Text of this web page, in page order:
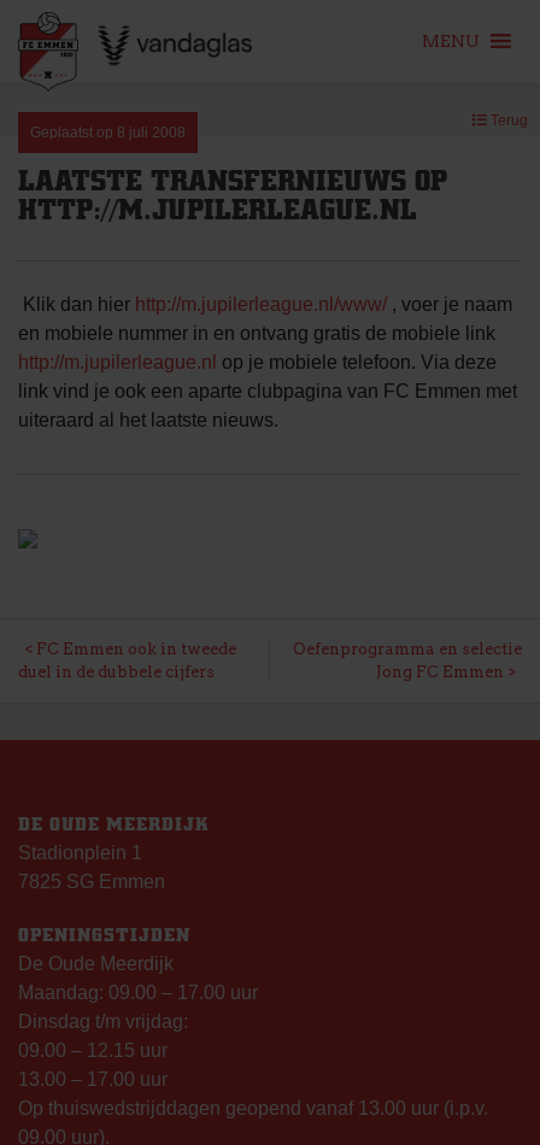
content
MENU
Geplaatst op 8 juli 2008
Terug
LAATSTE TRANSFERNIEUWS OP
HTTP://M.JUPILERLEAGUE.NL
Klik dan hier http://m.jupilerleague.nl/www/ , voer je naam
en mobiele nummer in en ontvang gratis de mobiele link
http://m.jupilerleague.nl op je mobiele telefoon. Via deze
link vind je ook een aparte clubpagina van FC Emmen met
uiteraard al het laatste nieuws.
BERICHT
FC Emmen ook in tweede
duel in de dubbele cijfers
Oefenprogramma en selectie
Jong FC Emmen
DE OUDE MEERDIJK
Stadionplein 1
7825 SG Emmen
OPENINGSTIJDEN
De Oude Meerdijk
Maandag: 09.00 – 17.00 uur
Dinsdag t/m vrijdag:
09.00 – 12.15 uur
13.00 – 17.00 uur
Op thuiswedstrijddagen geopend vanaf 13.00 uur (i.p.v.
09.00 uur).